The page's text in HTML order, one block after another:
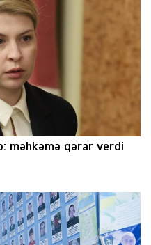
məhkəmə qərar verdi